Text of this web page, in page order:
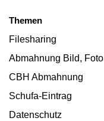
Themen
Filesharing
Abmahnung Bild, Foto
CBH Abmahnung
Schufa-Eintrag
Datenschutz